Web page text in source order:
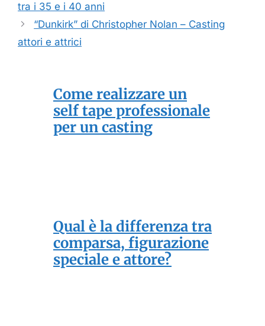
tra i 35 e i 40 anni
“Dunkirk” di Christopher Nolan – Casting
attori e attrici
Come realizzare un
self tape professionale
per un casting
Qual è la differenza tra
comparsa, figurazione
speciale e attore?